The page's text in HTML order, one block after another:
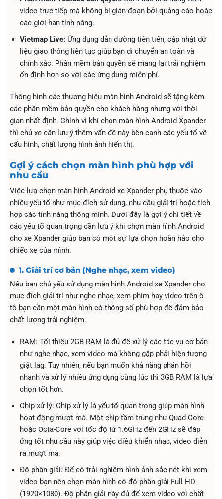
video trực tiếp mà không bị gián đoạn bởi quảng cáo hoặc
các giới hạn tính năng.
Vietmap Live:Ứng dụng dẫn đường tiên tiến, cập nhật dữ
liệu giao thông liên tục giúp bạn di chuyển an toàn và
chính xác. Phần mềm bản quyền sẽ mang lại trải nghiệm
ổn định hơn so với các ứng dụng miễn phí.
Thông hình các thương hiệu màn hình Android sẽ tặng kèm
các phần mềm bản quyền cho khách hàng nhưng với thời
gian nhất định. Chính vì khi chọn màn hình Android Xpander
thì chủ xe cần lưu ý thêm vấn đề này bên cạnh các yếu tố về
cấu hình, chất lượng hình ảnh hiển thị.
Gợi ý cách chọn màn hình phù hợp với
nhu cầu
Việc lựa chọn màn hình Android xe Xpander phụ thuộc vào
nhiều yếu tố như mục đích sử dụng, nhu cầu giải trí hoặc tích
hợp các tính năng thông minh. Dưới đây là gợi ý chi tiết về
các yếu tố quan trọng cần lưu ý khi chọn màn hình Android
cho xe Xpander giúp bạn có một sự lựa chọn hoàn hảo cho
chiếc xe của mình.
1. Giải trí cơ bản (Nghe nhạc, xem video)
Nếu bạn chủ yếu sử dụng màn hình Android xe Xpander cho
mục đích giải trí như nghe nhạc, xem phim hay video trên ô
tô bạn cần một màn hình có thông số phù hợp để đảm bảo
chất lượng trải nghiệm.
RAM: Tối thiểu 2GB RAM là đủ để xử lý các tác vụ cơ bản
như nghe nhạc, xem video mà không gặp phải hiện tượng
giật lag. Tuy nhiên, nếu bạn muốn khả năng phản hồi
nhanh và xử lý nhiều ứng dụng cùng lúc thì 3GB RAM là lựa
chọn tốt hơn.
Chip xử lý: Chip xử lý là yếu tố quan trọng giúp màn hình
hoạt động mượt mà. Một chip tầm trung như Quad-Core
hoặc Octa-Core với tốc độ từ 1.6GHz đến 2GHz sẽ đáp
ứng tốt nhu cầu này giúp việc điều khiển nhạc, video diễn
ra mượt mà.
Độ phân giải: Để có trải nghiệm hình ảnh sắc nét khi xem
video bạn nên chọn màn hình có độ phân giải Full HD
(1920×1080). Độ phân giải này đủ để xem video với chất